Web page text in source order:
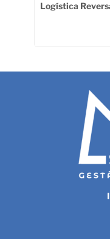
Logística